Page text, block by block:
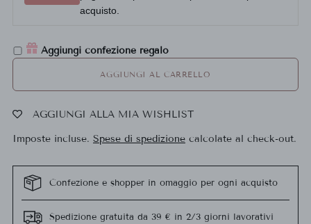
acquisto.
Aggiungi confezione regalo
AGGIUNGI AL CARRELLO
AGGIUNGI ALLA MIA WISHLIST
Imposte incluse. Spese di spedizione calcolate al check-out.
Confezione e shopper in omaggio per ogni acquisto
Spedizione gratuita da 39 € in 2/3 giorni lavorativi